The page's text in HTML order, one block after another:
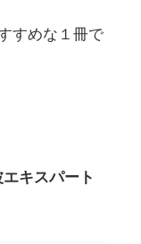
すめな１冊で
キスパート